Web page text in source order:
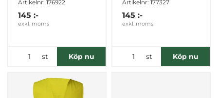
Tillåt alla
Artikelnr: 176922
145 :-
exkl. moms
st Köp nu
Artikelnr: 177327
145 :-
exkl. moms
st Köp nu